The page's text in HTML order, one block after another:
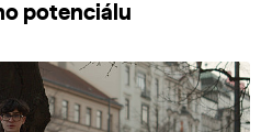
potenciálu